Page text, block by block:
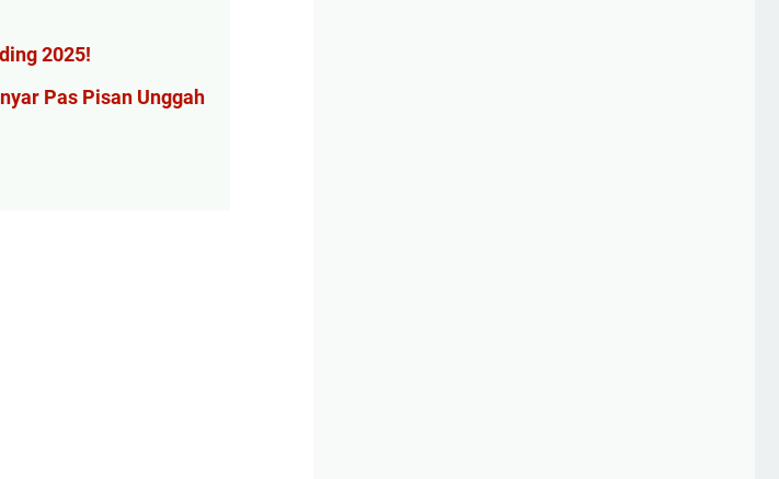
2025!
Pas Pisan Unggah